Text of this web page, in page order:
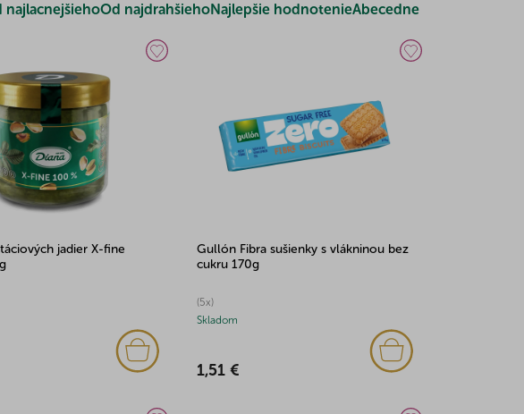
najlacnejšiehoOd najdrahšiehoNajlepšie hodnotenieAbecedne
jadier X-fine
Gullón Fibra sušienky s vlákninou bez
cukru 170g
(5x)
Skladom
1,51 €